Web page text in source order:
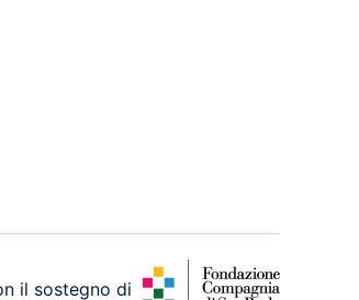
il sostegno di